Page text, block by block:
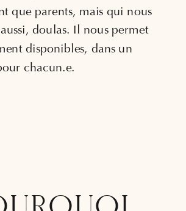
que parents, mais qui nous
doulas. Il nous permet
disponibles, dans un
chacun.e.